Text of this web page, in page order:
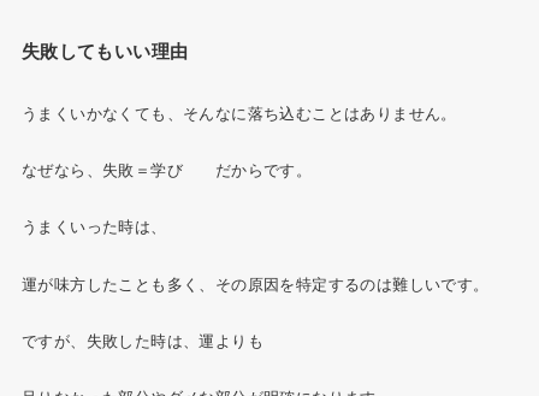
失敗してもいい理由
うまくいかなくても、そんなに落ち込むことはありません。
なぜなら、失敗＝学び だからです。
うまくいった時は、
運が味方したことも多く、その原因を特定するのは難しいです。
ですが、失敗した時は、運よりも